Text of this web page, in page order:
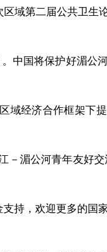
第二届公共卫生论
中国将保护好湄公
经济合作框架下
湄公河青年友好交
持，欢迎更多的国